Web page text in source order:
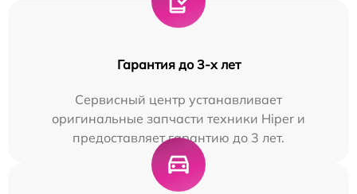
Гарантия до 3-х лет
Сервисный центр устанавливает
оригинальные запчасти техники Hiper и
предоставляет гарантию до 3 лет.